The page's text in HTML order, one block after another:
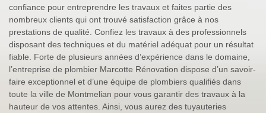
confiance pour entreprendre les travaux et faites partie des
nombreux clients qui ont trouvé satisfaction grâce à nos
prestations de qualité. Confiez les travaux à des professionnels
disposant des techniques et du matériel adéquat pour un résultat
fiable. Forte de plusieurs années d’expérience dans le domaine,
l’entreprise de plombier Marcotte Rénovation dispose d’un savoir-
faire exceptionnel et d’une équipe de plombiers qualifiés dans
toute la ville de Montmelian pour vous garantir des travaux à la
hauteur de vos attentes. Ainsi, vous aurez des tuyauteries